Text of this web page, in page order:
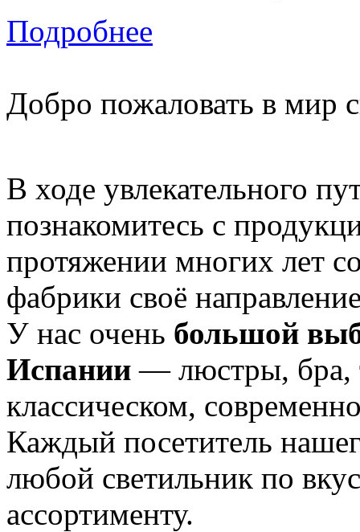
Подробнее
Добро пожаловать в мир
В ходе увлекательного
познакомитесь с
протяжении многих лет
фабрики своё
У нас очень большой
Испании — люстры, бра,
классическом,
Каждый посетитель
любой светильник по
ассортименту.